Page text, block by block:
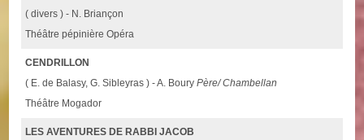
( divers ) - N. Briançon
Théâtre pépinière Opéra
CENDRILLON
( E. de Balasy, G. Sibleyras ) - A. BouryPère/ Chambellan
Théâtre Mogador
LES AVENTURES DE RABBI JACOB